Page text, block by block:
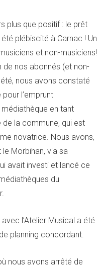
plus que positif : le prêt
plébiscité à Carnac ! Un
et non-musiciens!
de nos abonnés (et non-
nous avons constaté
l’emprunt
médiathèque en tant
de la commune, qui est
novatrice. Nous avons,
le Morbihan, via sa
avait investi et lancé ce
du
l’Atelier Musical a été
planning concordant.
nous avons arrêté de